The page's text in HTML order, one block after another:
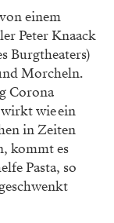
einem
Peter Knaack
Burgtheaters)
Morcheln.
Corona
wie ein
in Zeiten
kommt es
Pasta, so